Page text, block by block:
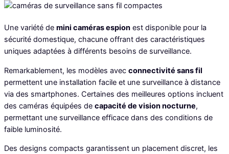
Une variété de mini caméras espion est disponible pour la
sécurité domestique, chacune offrant des caractéristiques
uniques adaptées à différents besoins de surveillance.
Remarkablement, les modèles avec connectivité sans fil
permettent une installation facile et une surveillance à distance
via des smartphones. Certaines des meilleures options incluent
des caméras équipées de capacité de vision nocturne,
permettant une surveillance efficace dans des conditions de
faible luminosité.
Des designs compacts garantissent un placement discret, les